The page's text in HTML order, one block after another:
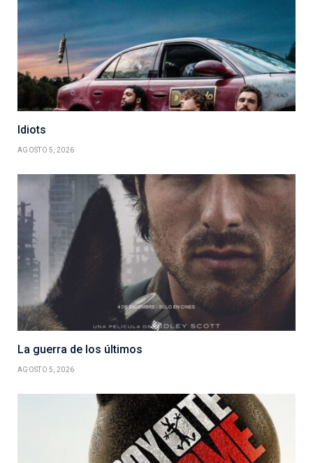
Idiots
AGOSTO 5, 2026
La guerra de los últimos
AGOSTO 5, 2026